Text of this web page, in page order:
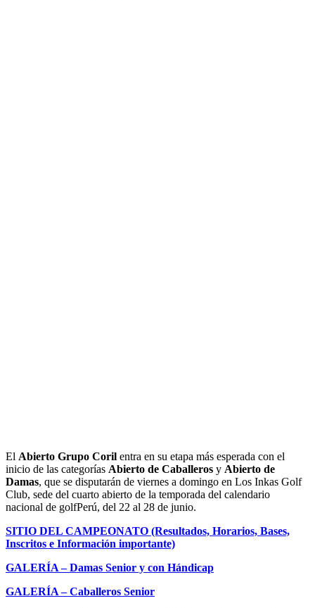
El Abierto Grupo Coril entra en su etapa más esperada con el
inicio de las categorías Abierto de Caballeros y Abierto de
Damas, que se disputarán de viernes a domingo en Los Inkas Golf
Club, sede del cuarto abierto de la temporada del calendario
nacional de golfPerú, del 22 al 28 de junio.
SITIO DEL CAMPEONATO (Resultados, Horarios, Bases,
Inscritos e Información importante)
GALERÍA – Damas Senior y con Hándicap
GALERÍA – Caballeros Senior